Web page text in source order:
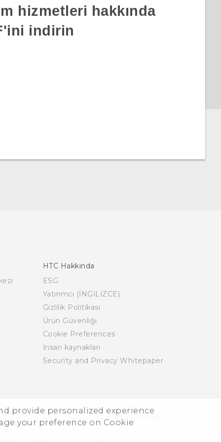
provide personalized experience
your preference on Cookie
hizmetleri hakkında
indirin
HTC Hakkinda
ESG
Yatırımcı (İNGİLİZCE)
Gizlilik Politikası
Ürün Güvenliği
Cookie Preferences
İnsan kaynakları
Security and Privacy Whitepaper
2026 HTC Corporation Hukuk Terimleri